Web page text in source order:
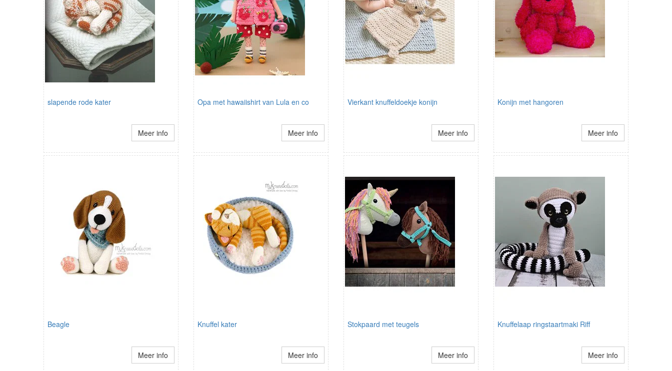
slapende rode kater
Meer info
Opa met hawaiishirt van Lula en co
Meer info
Vierkant knuffeldoekje konijn
Meer info
Konijn met hangoren
Meer info
Beagle
Meer info
Knuffel kater
Meer info
Stokpaard met teugels
Meer info
Knuffelaap ringstaartmaki Riff
Meer info